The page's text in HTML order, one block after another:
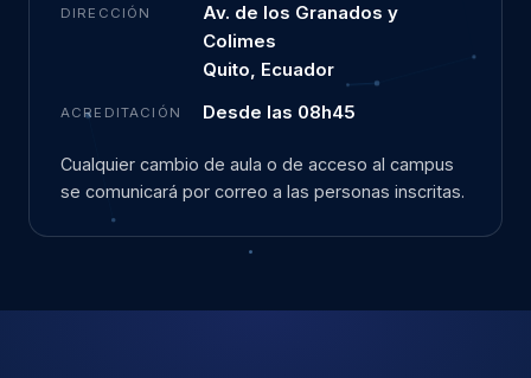
DIRECCIÓN
Av. de los Granados y
Colimes
Quito, Ecuador
ACREDITACIÓN Desde las 08h45
Cualquier cambio de aula o de acceso al campus
se comunicará por correo a las personas inscritas.